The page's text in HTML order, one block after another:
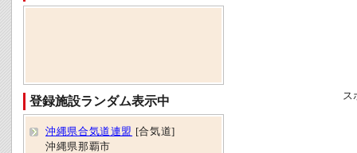
ス
登録施設ランダム表示中
沖縄県合気道連盟 [合気道]
沖縄県那覇市